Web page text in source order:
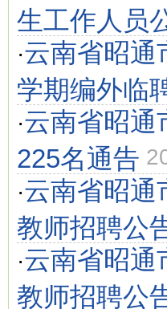
生工作人员
·云南省昭通
学期编外临
·云南省昭通
225名通告
·云南省昭通
教师招聘公
·云南省昭通
教师招聘公